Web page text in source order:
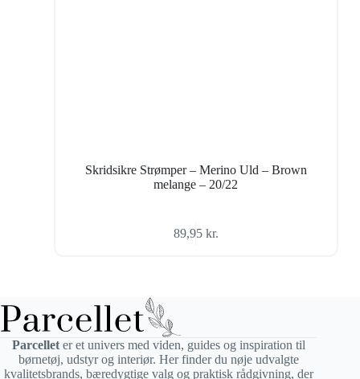
Skridsikre Strømper – Merino Uld – Brown
melange – 20/22
89,95 kr.
Parcelleter et univers med viden, guides og inspiration til
børnetøj, udstyr og interiør. Her finder du nøje udvalgte
kvalitetsbrands, bæredygtige valg og praktisk rådgivning, der